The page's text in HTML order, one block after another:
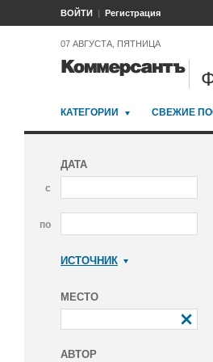
ВОЙТИ Регистрация
07 АВГУСТА, ПЯТНИЦА
КАТЕГОРИИ СВЕЖИЕ
ДАТА
с
по
ИСТОЧНИК
МЕСТО
АВТОР